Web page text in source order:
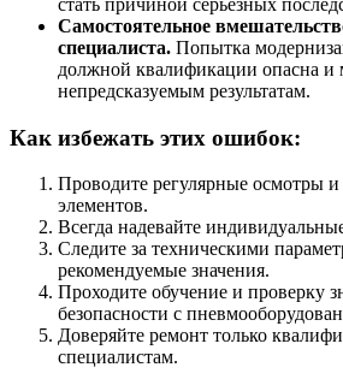
стать причиной серьезных
Самостоятельное
специалиста. Попытка
должной квалификации опасна и
непредсказуемым результатам.
Как избежать этих ошибок:
Проводите регулярные осмотры
элементов.
Всегда надевайте
Следите за техническими
рекомендуемые значения.
Проходите обучение и проверку
безопасности с
Доверяйте ремонт только
специалистам.